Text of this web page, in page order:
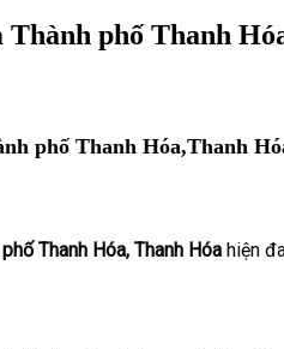
Thành phố Thanh
phố Thanh Hóa,Thanh
Thanh Hóa, Thanh Hóa hiện